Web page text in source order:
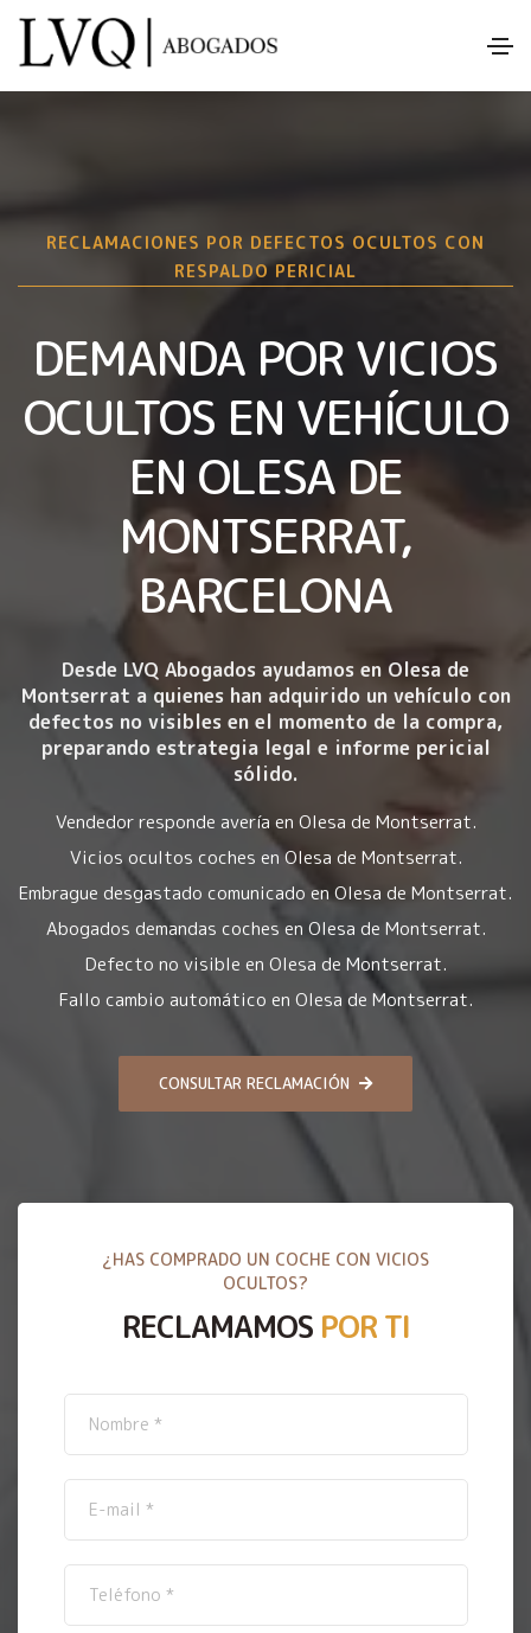
RECLAMACIONES POR DEFECTOS OCULTOS CON
RESPALDO PERICIAL
DEMANDA POR VICIOS
OCULTOS EN VEHÍCULO
EN OLESA DE
MONTSERRAT,
BARCELONA
Desde LVQ Abogados ayudamos en Olesa de
Montserrat a quienes han adquirido un vehículo con
defectos no visibles en el momento de la compra,
preparando estrategia legal e informe pericial
sólido.
Vendedor responde avería en Olesa de Montserrat.
Vicios ocultos coches en Olesa de Montserrat.
Embrague desgastado comunicado en Olesa de Montserrat.
Abogados demandas coches en Olesa de Montserrat.
Defecto no visible en Olesa de Montserrat.
Fallo cambio automático en Olesa de Montserrat.
CONSULTAR RECLAMACIÓN
¿HAS COMPRADO UN COCHE CON VICIOS
OCULTOS?
RECLAMAMOS POR TI